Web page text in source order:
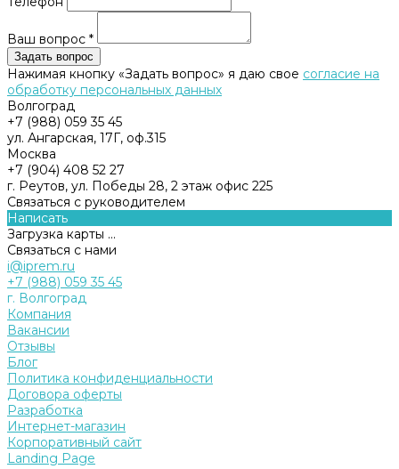
Ваш вопрос *
Нажимая кнопку «Задать вопрос» я даю свое согласие на
обработку персональных данных
Волгоград
+7 (988) 059 35 45
ул. Ангарская, 17Г, оф.315
Москва
+7 (904) 408 52 27
г. Реутов, ул. Победы 28, 2 этаж офис 225
Связаться с руководителем
Написать
Загрузка карты ...
Связаться с нами
i@iprem.ru
+7 (988) 059 35 45
г. Волгоград
Компания
Вакансии
Отзывы
Блог
Политика конфиденциальности
Договора оферты
Разработка
Интернет-магазин
Корпоративный сайт
Landing Page